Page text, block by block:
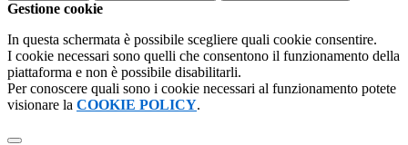
Gestione cookie
In questa schermata è possibile scegliere quali cookie consentire.
I cookie necessari sono quelli che consentono il funzionamento della
piattaforma e non è possibile disabilitarli.
Per conoscere quali sono i cookie necessari al funzionamento potete
visionare la COOKIE POLICY.